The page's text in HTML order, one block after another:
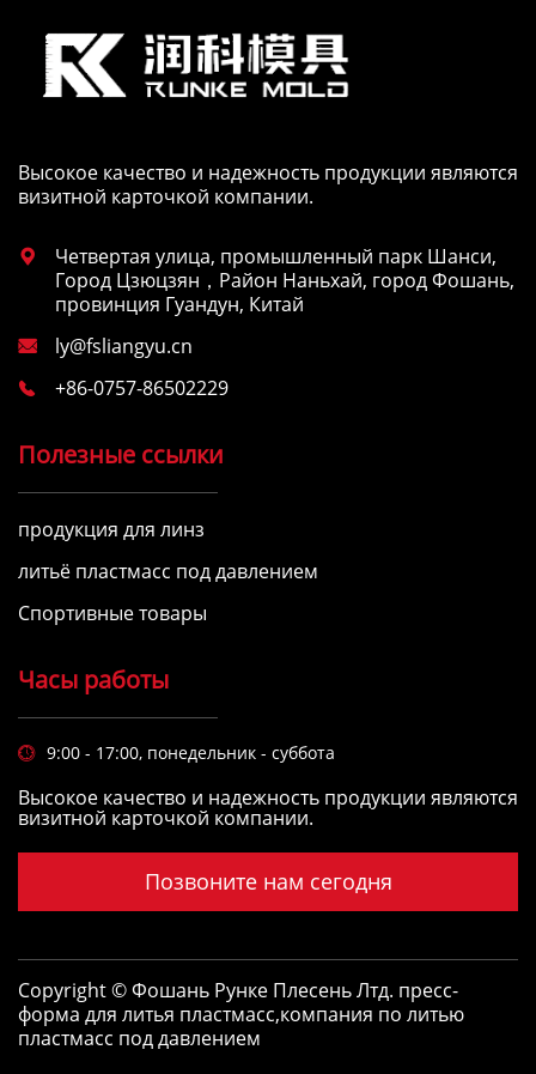
Высокое качество и надежность продукции являются
визитной карточкой компании.

Четвертая улица, промышленный парк Шанси,
Город Цзюцзян，Район Наньхай, город Фошань,
провинция Гуандун, Китай
 ly@fsliangyu.cn
 +86-0757-86502229
Полезные ссылки
продукция для линз
литьё пластмасс под давлением
Спортивные товары
Часы работы
 9:00 - 17:00, понедельник - суббота
Высокое качество и надежность продукции являются
визитной карточкой компании.
Позвоните нам сегодня
Copyright © Фошань Рунке Плесень Лтд. пресс-
форма для литья пластмасс,компания по литью
пластмасс под давлением